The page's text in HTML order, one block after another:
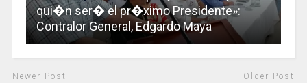
qui�n ser� el pr�ximo Presidente»:
Contralor General, Edgardo Maya
Newer Post Older Post